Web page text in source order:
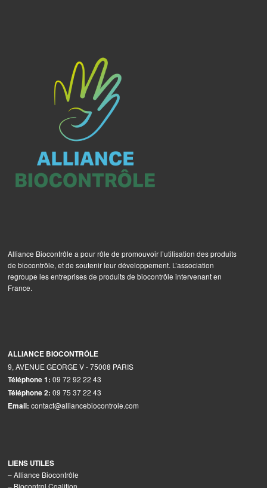
Alliance Biocontrôle a pour rôle de promouvoir l’utilisation des produits
de biocontrôle, et de soutenir leur développement. L’association
regroupe les entreprises de produits de biocontrôle intervenant en
France.
ALLIANCE BIOCONTRÔLE
9, AVENUE GEORGE V - 75008 PARIS
Téléphone 1: 09 72 92 22 43
Téléphone 2: 09 75 37 22 43
Email: contact@alliancebiocontrole.com
LIENS UTILES
–Alliance Biocontrôle
– Biocontrol Coalition